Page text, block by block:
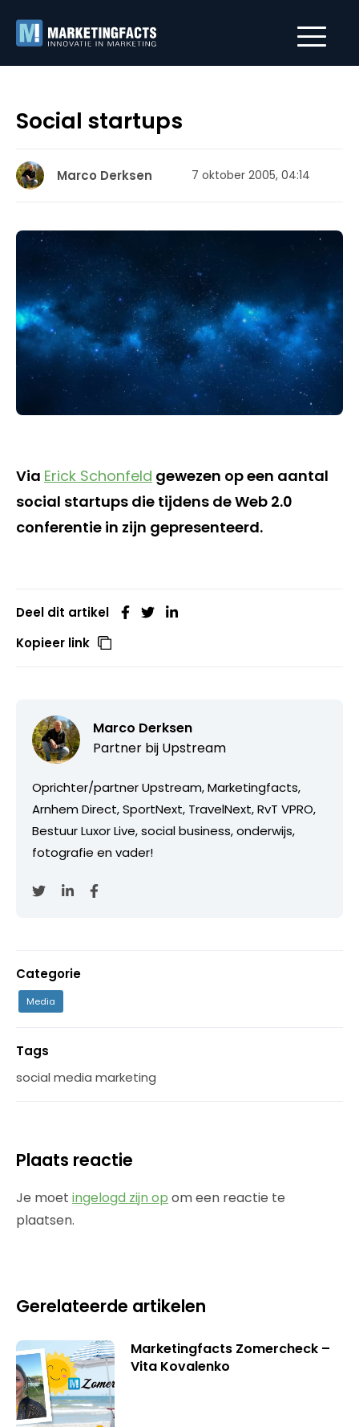
Social startups
Marco Derksen 7 oktober 2005, 04:14
Via Erick Schonfeld gewezen op een aantal
social startups die tijdens de Web 2.0
conferentie in zijn gepresenteerd.
Deel dit artikel
Kopieer link
Marco Derksen
Partner bij Upstream
Oprichter/partner Upstream, Marketingfacts,
Arnhem Direct, SportNext, TravelNext, RvT VPRO,
Bestuur Luxor Live, social business, onderwijs,
fotografie en vader!
Categorie
Media
Tags
social media marketing
Plaats reactie
Je moet ingelogd zijn op om een reactie te
plaatsen.
Gerelateerde artikelen
Marketingfacts Zomercheck –
Vita Kovalenko